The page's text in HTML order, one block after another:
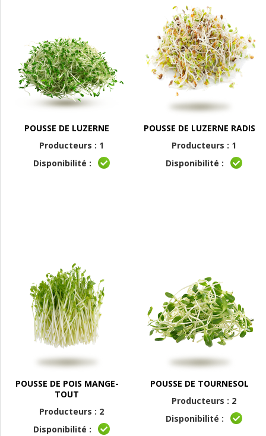
POUSSE DE LUZERNE
Producteurs : 1
Disponibilité :
POUSSE DE LUZERNE RADIS
Producteurs : 1
Disponibilité :
POUSSE DE POIS MANGE-
TOUT
Producteurs : 2
Disponibilité :
POUSSE DE TOURNESOL
Producteurs : 2
Disponibilité :